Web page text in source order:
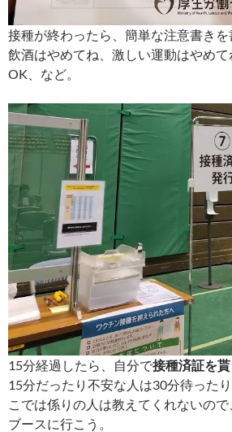
接種が終わったら、簡単な注意書きを
飲酒はやめてね、激しい運動はやめ
OK、など。
15分経過したら、自分で接種済証を
15分だったり不安な人は30分待った
こでは係りの人は教えてくれないの
ブースに行こう。